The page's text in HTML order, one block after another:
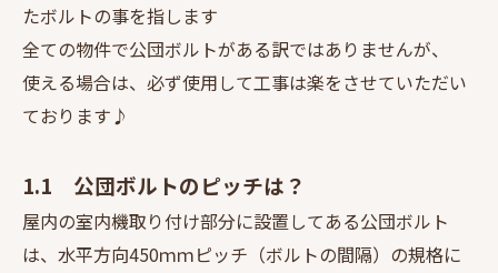
たボルトの事を指します
全ての物件で公団ボルトがある訳ではありませんが、
使える場合は、必ず使用して工事は楽をさせていただい
ております♪
1.1 公団ボルトのピッチは？
屋内の室内機取り付け部分に設置してある公団ボルト
は、水平方向450ｍｍピッチ（ボルトの間隔）の規格に